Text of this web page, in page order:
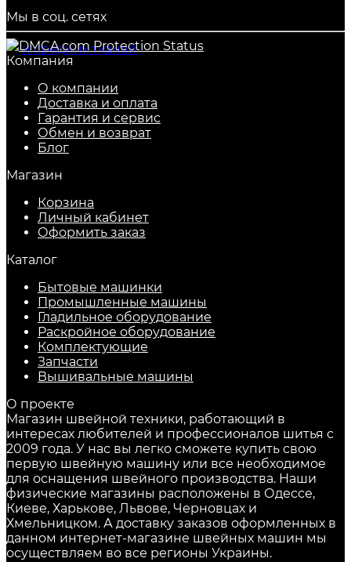
Мы в соц. сетях
Компания
О компании
Доставка и оплата
Гарантия и сервис
Обмен и возврат
Блог
Магазин
Корзина
Личный кабинет
Оформить заказ
Каталог
Бытовые машинки
Промышленные машины
Гладильное оборудование
Раскройное оборудование
Комплектующие
Запчасти
Вышивальные машины
О проекте
Магазин швейной техники, работающий в
интересах любителей и профессионалов шитья с
2009 года. У нас вы легко сможете купить свою
первую швейную машину или все необходимое
для оснащения швейного производства. Наши
физические магазины расположены в Одессе,
Киеве, Харькове, Львове, Черновцах и
Хмельницком. А доставку заказов оформленных в
данном интернет-магазине швейных машин мы
осуществляем во все регионы Украины.